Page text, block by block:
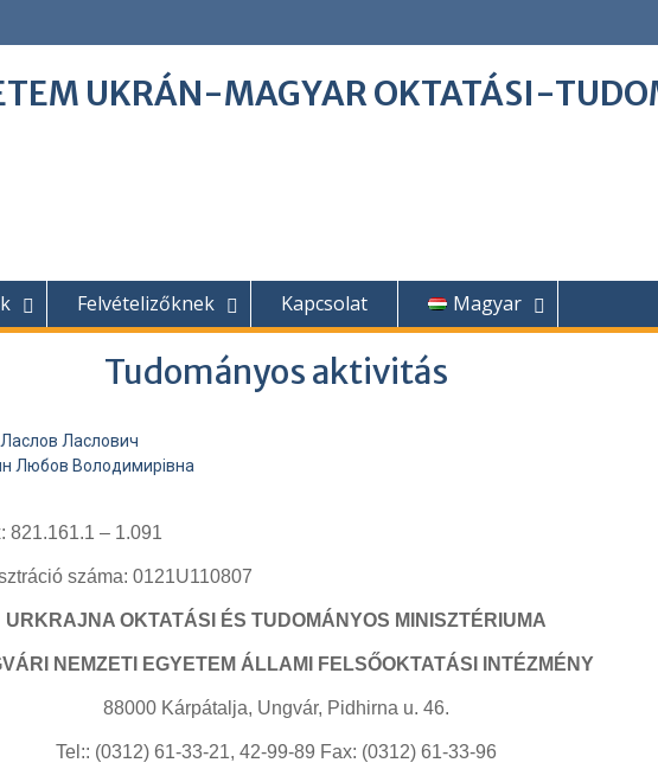
UKRÁN-MAGYAR OKTATÁSI-
Felvételizőknek Kapcsolat Magyar
Tudományos aktivitás
Ласлович
Любов Володимирівна
: 821.161.1 – 1.091
száma: 0121U110807
URKRAJNA OKTATÁSI ÉS TUDOMÁNYOS MINISZTÉRIUMA
NEMZETI EGYETEM ÁLLAMI FELSŐOKTATÁSI INTÉZMÉNY
88000 Kárpátalja, Ungvár, Pidhirna u. 46.
Tel:: (0312) 61-33-21, 42-99-89 Fax: (0312) 61-33-96